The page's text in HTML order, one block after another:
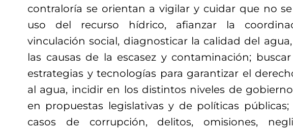
contraloría se orientan a vigilar y cuidar que no
uso del recurso hídrico, afianzar la
vinculación social, diagnosticar la calidad del
las causas de la escasez y contaminación;
estrategias y tecnologías para garantizar el
al agua, incidir en los distintos niveles de
en propuestas legislativas y de políticas
casos de corrupción, delitos, omisiones,